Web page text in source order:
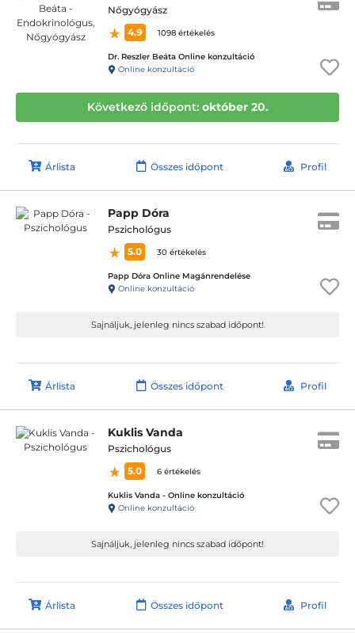
Nőgyógyász
4.9
1098 értékelés
Dr. Reszler Beáta Online konzultáció
Online konzultáció
Következő időpont: október 20.
Árlista Összes időpont Profil
Papp Dóra
Pszichológus
5.0
30 értékelés
Papp Dóra Online Magánrendelése
Online konzultáció
Sajnáljuk, jelenleg nincs szabad időpont!
Árlista Összes időpont Profil
Kuklis Vanda
Pszichológus
5.0
6 értékelés
Kuklis Vanda - Online konzultáció
Online konzultáció
Sajnáljuk, jelenleg nincs szabad időpont!
Árlista Összes időpont Profil